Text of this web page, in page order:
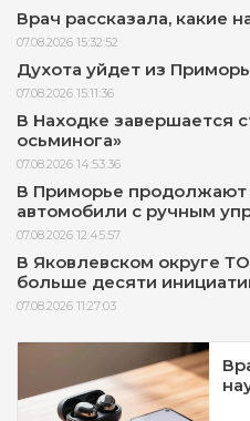
Врач рассказала, какие
07.08.2026 15:32:52
Духота уйдет из
07.08.2026 15:11:36
В Находке завершается
осьминога»
07.08.2026 14:53:36
В Приморье
автомобили с ручным
07.08.2026 12:45:57
В Яковлевском округе
больше десяти
07.08.2026 11:27:03